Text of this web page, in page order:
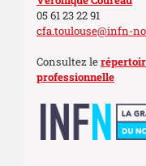
05 61 23 22 91
cfa.toulouse@infn-
Consultez le
professionnelle